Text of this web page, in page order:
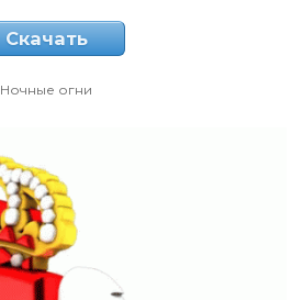
Скачать
Ночные огни